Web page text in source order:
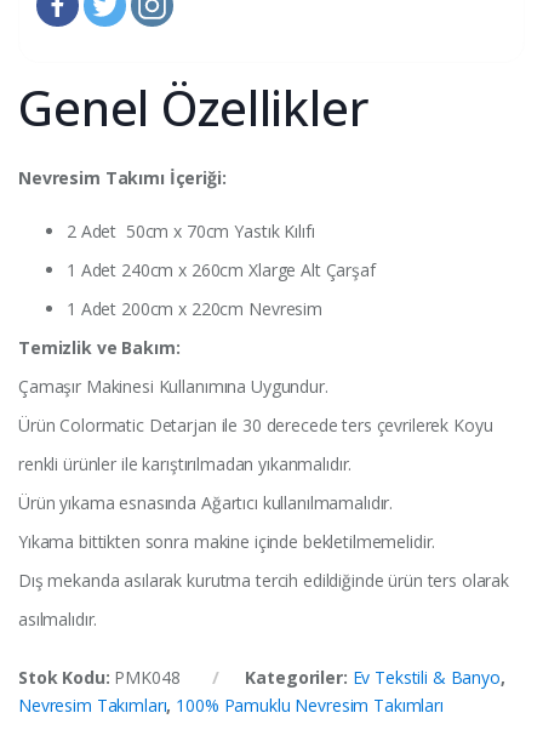
Genel Özellikler
Nevresim Takımı İçeriği:
2 Adet 50cm x 70cm Yastık Kılıfı
1 Adet 240cm x 260cm Xlarge Alt Çarşaf
1 Adet 200cm x 220cm Nevresim
Temizlik ve Bakım:
Çamaşır Makinesi Kullanımına Uygundur.
Ürün Colormatic Detarjan ile 30 derecede ters çevrilerek Koyu
renkli ürünler ile karıştırılmadan yıkanmalıdır.
Ürün yıkama esnasında Ağartıcı kullanılmamalıdır.
Yıkama bittikten sonra makine içinde bekletilmemelidir.
Dış mekanda asılarak kurutma tercih edildiğinde ürün ters olarak
asılmalıdır.
Stok Kodu: PMK048 Kategoriler: Ev Tekstili & Banyo,
Nevresim Takımları, 100% Pamuklu Nevresim Takımları